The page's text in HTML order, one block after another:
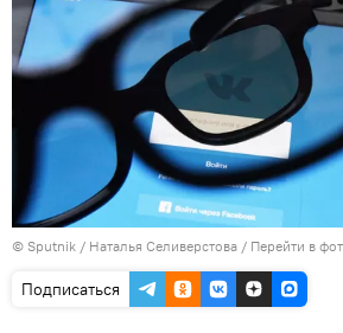
© Sputnik / Наталья Селиверстова / Перейти в
Подписаться